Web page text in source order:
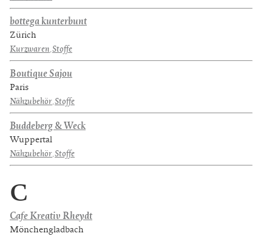
bottega kunterbunt
Zürich
Kurzwaren,Stoffe
Boutique Sajou
Paris
Nähzubehör,Stoffe
Buddeberg & Weck
Wuppertal
Nähzubehör,Stoffe
C
Cafe Kreativ Rheydt
Mönchengladbach